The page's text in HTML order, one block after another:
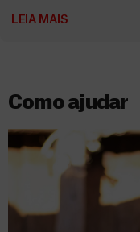
LEIA MAIS
Como ajudar